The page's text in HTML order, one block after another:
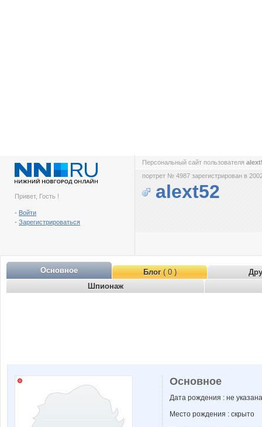
Привет, Гость !
- Войти
- Зарегистрироваться
Персональный сайт пользователя
портрет № 4987 зарегистрирован в
alext52
Основное Блог( 0 )
Шпионаж
Основное
Дата рождения : не указана
Место рождения : скрыто